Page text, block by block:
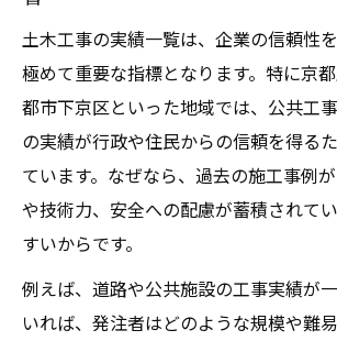
入札参加資格取得に求められ
実績とは
土木工事実績が入札ランクへ
ついて
建設業許可業者一覧の活用
連性
指名停止一覧から見る土木工
方
京都府工事ランクと土木工事
土木工事の実績一覧は、企業の信頼性
極めて重要な指標となります。特に京
都市下京区といった地域では、公共工
の実績が行政や住民からの信頼を得る
ています。なぜなら、過去の施工事例
や技術力、安全への配慮が蓄積されて
すいからです。
例えば、道路や公共施設の工事実績が
いれば、発注者はどのような規模や難